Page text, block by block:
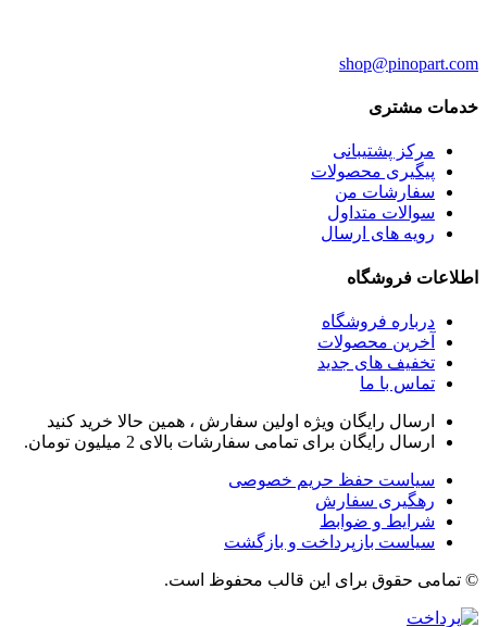
shop@pinopart.com
خدمات مشتری
مرکز پشتیبانی
پیگیری محصولات
سفارشات من
سوالات متداول
رویه های ارسال
اطلاعات فروشگاه
درباره فروشگاه
آخرین محصولات
تخفیف های جدید
تماس با ما
ارسال رایگان ویژه اولین سفارش ، همین حالا خرید کنید
ارسال رایگان برای تمامی سفارشات بالای 2 میلیون تومان.
سیاست حفظ حریم خصوصی
رهگیری سفارش
شرایط و ضوابط
سیاست بازپرداخت و بازگشت
© تمامی حقوق برای این قالب محفوظ است.